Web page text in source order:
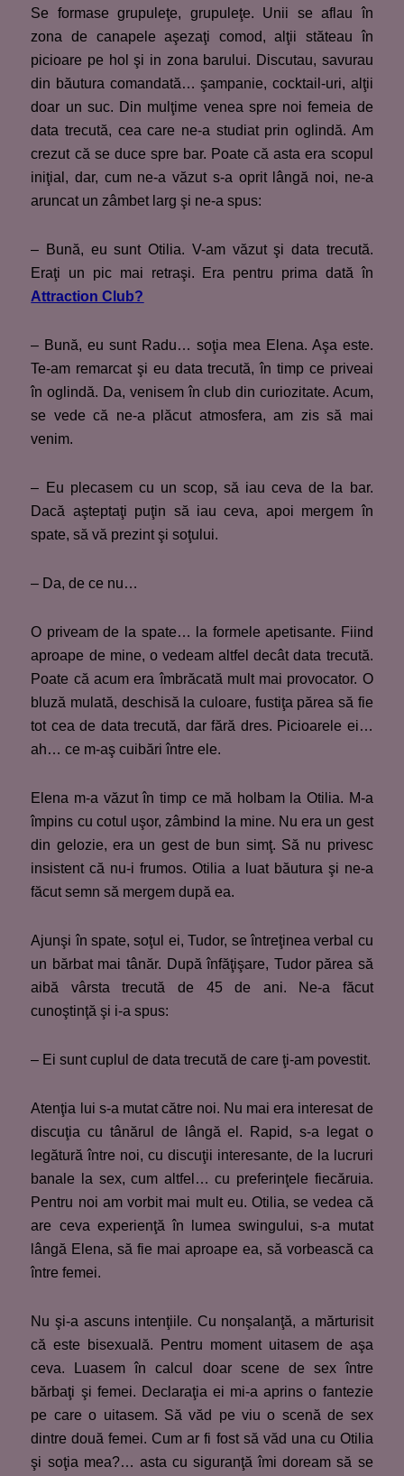
Se formase grupuleţe, grupuleţe. Unii se aflau în
zona de canapele aşezaţi comod, alţii stăteau în
picioare pe hol şi in zona barului. Discutau, savurau
din băutura comandată… şampanie, cocktail-uri, alţii
doar un suc. Din mulţime venea spre noi femeia de
data trecută, cea care ne-a studiat prin oglindă. Am
crezut că se duce spre bar. Poate că asta era scopul
iniţial, dar, cum ne-a văzut s-a oprit lângă noi, ne-a
aruncat un zâmbet larg şi ne-a spus:
– Bună, eu sunt Otilia. V-am văzut şi data trecută.
Eraţi un pic mai retraşi. Era pentru prima dată în
Attraction Club?
– Bună, eu sunt Radu… soţia mea Elena. Aşa este.
Te-am remarcat şi eu data trecută, în timp ce priveai
în oglindă. Da, venisem în club din curiozitate. Acum,
se vede că ne-a plăcut atmosfera, am zis să mai
venim.
– Eu plecasem cu un scop, să iau ceva de la bar.
Dacă aşteptaţi puţin să iau ceva, apoi mergem în
spate, să vă prezint şi soţului.
– Da, de ce nu…
O priveam de la spate… la formele apetisante. Fiind
aproape de mine, o vedeam altfel decât data trecută.
Poate că acum era îmbrăcată mult mai provocator. O
bluză mulată, deschisă la culoare, fustiţa părea să fie
tot cea de data trecută, dar fără dres. Picioarele ei…
ah… ce m-aş cuibări între ele.
Elena m-a văzut în timp ce mă holbam la Otilia. M-a
împins cu cotul uşor, zâmbind la mine. Nu era un gest
din gelozie, era un gest de bun simţ. Să nu privesc
insistent că nu-i frumos. Otilia a luat băutura şi ne-a
făcut semn să mergem după ea.
Ajunşi în spate, soţul ei, Tudor, se întreţinea verbal cu
un bărbat mai tânăr. După înfăţişare, Tudor părea să
aibă vârsta trecută de 45 de ani. Ne-a făcut
cunoştinţă şi i-a spus:
– Ei sunt cuplul de data trecută de care ţi-am povestit.
Atenţia lui s-a mutat către noi. Nu mai era interesat de
discuţia cu tânărul de lângă el. Rapid, s-a legat o
legătură între noi, cu discuţii interesante, de la lucruri
banale la sex, cum altfel… cu preferinţele fiecăruia.
Pentru noi am vorbit mai mult eu. Otilia, se vedea că
are ceva experienţă în lumea swingului, s-a mutat
lângă Elena, să fie mai aproape ea, să vorbească ca
între femei.
Nu şi-a ascuns intenţiile. Cu nonşalanţă, a mărturisit
că este bisexuală. Pentru moment uitasem de aşa
ceva. Luasem în calcul doar scene de sex între
bărbaţi şi femei. Declaraţia ei mi-a aprins o fantezie
pe care o uitasem. Să văd pe viu o scenă de sex
dintre două femei. Cum ar fi fost să văd una cu Otilia
şi soţia mea?… asta cu siguranţă îmi doream să se